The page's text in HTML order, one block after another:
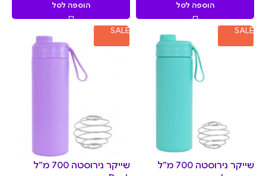
הוספה לסל הוספה לסל
SALE
שייקר נירוסטה 700 מ”ל
SALE
שייקר נירוסטה 700 מ”ל